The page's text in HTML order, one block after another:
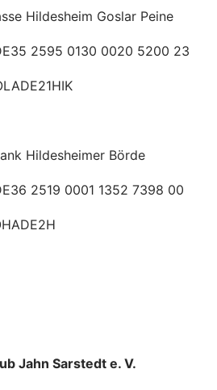
Hildesheim Goslar Peine
2595 0130 0020 5200 23
Hildesheimer Börde
2519 0001 1352 7398 00
Jahn Sarstedt e. V.